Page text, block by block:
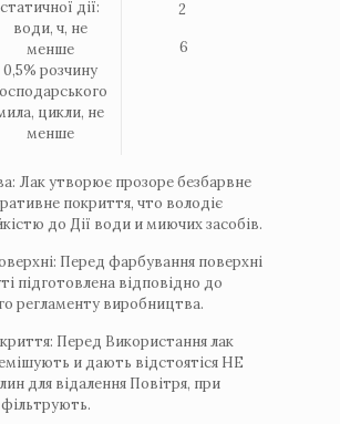
статичної дії:
води, ч, не
менше
0,5% розчину
цикли, не
менше
2
6
Лак утворює прозоре безбарвне
покриття, что володіє
до Дії води и миючих засобів.
Перед фарбування поверхні
підготовлена ​​відповідно до
регламенту виробництва.
Перед Використання лак
и дають відстоятіся НЕ
для відалення Повітря, при